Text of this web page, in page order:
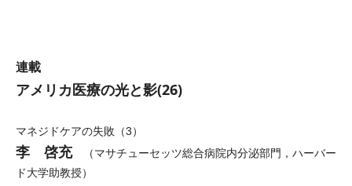
連載
アメリカ医療の光と影(26)
マネジドケアの失敗（3）
李 啓充（マサチューセッツ総合病院内分泌部門，ハーバー
ド大学助教授）